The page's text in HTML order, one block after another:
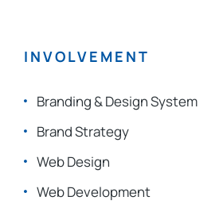
INVOLVEMENT
Branding & Design System
Brand Strategy
Web Design
Web Development